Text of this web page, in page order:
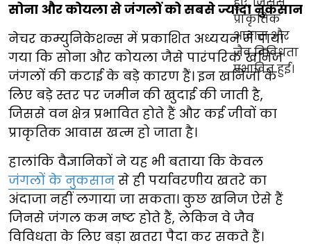
सोना और कोयला से जंगलों को सबसे ज्यादा नुकसान
नेचर कम्युनिकेशन्स में प्रकाशित अध्ययन में पाया
गया कि सोना और कोयला जैसे पारंपरिक खनिज
जंगलों की कटाई के बड़े कारण हैं। इन खनिजों के
लिए बड़े स्तर पर जमीन की खुदाई की जाती है,
जिससे वन क्षेत्र प्रभावित होते हैं और कई जीवों का
प्राकृतिक आवास खत्म हो जाता है।
हालांकि वैज्ञानिकों ने यह भी बताया कि केवल
जंगलों के नुकसान से ही पर्यावरणीय खतरे का
अंदाजा नहीं लगाया जा सकता। कुछ खनिज ऐसे हैं
जिनसे जंगल कम नष्ट होते हैं, लेकिन वे जैव
विविधता के लिए बड़ा खतरा पैदा कर सकते हैं।